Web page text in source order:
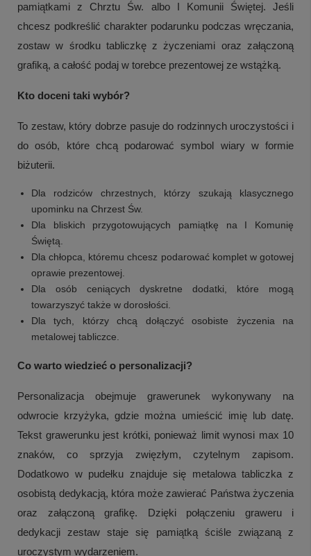
pamiątkami z Chrztu Św. albo I Komunii Świętej. Jeśli
chcesz podkreślić charakter podarunku podczas wręczania,
zostaw w środku tabliczkę z życzeniami oraz załączoną
grafiką, a całość podaj w torebce prezentowej ze wstążką.
Kto doceni taki wybór?
To zestaw, który dobrze pasuje do rodzinnych uroczystości i
do osób, które chcą podarować symbol wiary w formie
biżuterii.
Dla rodziców chrzestnych, którzy szukają klasycznego
upominku na Chrzest Św.
Dla bliskich przygotowujących pamiątkę na I Komunię
Świętą.
Dla chłopca, któremu chcesz podarować komplet w gotowej
oprawie prezentowej.
Dla osób ceniących dyskretne dodatki, które mogą
towarzyszyć także w dorosłości.
Dla tych, którzy chcą dołączyć osobiste życzenia na
metalowej tabliczce.
Co warto wiedzieć o personalizacji?
Personalizacja obejmuje grawerunek wykonywany na
odwrocie krzyżyka, gdzie można umieścić imię lub datę.
Tekst grawerunku jest krótki, ponieważ limit wynosi max 10
znaków, co sprzyja zwięzłym, czytelnym zapisom.
Dodatkowo w pudełku znajduje się metalowa tabliczka z
osobistą dedykacją, która może zawierać Państwa życzenia
oraz załączoną grafikę. Dzięki połączeniu graweru i
dedykacji zestaw staje się pamiątką ściśle związaną z
uroczystym wydarzeniem.